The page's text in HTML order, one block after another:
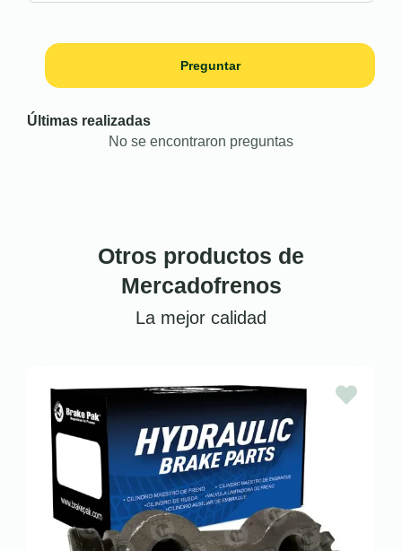
Preguntar
Últimas realizadas
No se encontraron preguntas
Otros productos de
Mercadofrenos
La mejor calidad